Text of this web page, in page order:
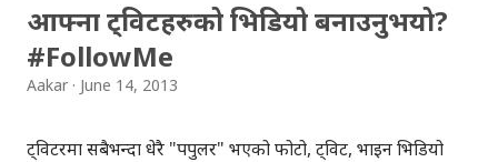
आफ्ना ट्विटहरुको भिडियो बनाउनुभयो?
#FollowMe
Aakar June 14, 2013
ट्विटरमा सबैभन्दा धेरै "पपुलर" भएको फोटो, ट्विट, भाइन भिडियो